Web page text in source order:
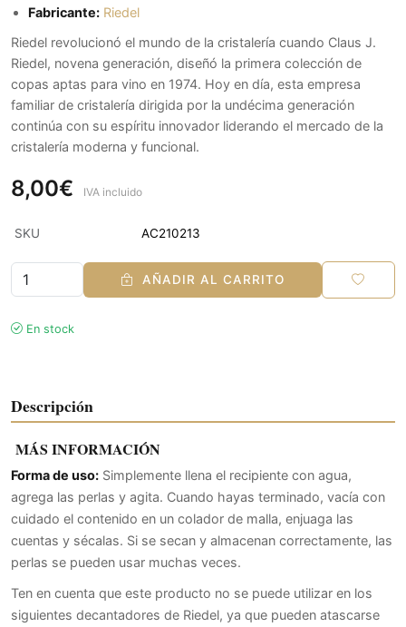
Fabricante: Riedel
Riedel revolucionó el mundo de la cristalería cuando Claus J.
Riedel, novena generación, diseñó la primera colección de
copas aptas para vino en 1974. Hoy en día, esta empresa
familiar de cristalería dirigida por la undécima generación
continúa con su espíritu innovador liderando el mercado de la
cristalería moderna y funcional.
8,00€ IVA incluido
SKU AC210213
AÑADIR AL CARRITO
En stock
Descripción
MÁS INFORMACIÓN
Forma de uso: Simplemente llena el recipiente con agua,
agrega las perlas y agita. Cuando hayas terminado, vacía con
cuidado el contenido en un colador de malla, enjuaga las
cuentas y sécalas. Si se secan y almacenan correctamente, las
perlas se pueden usar muchas veces.
Ten en cuenta que este producto no se puede utilizar en los
siguientes decantadores de Riedel, ya que pueden atascarse